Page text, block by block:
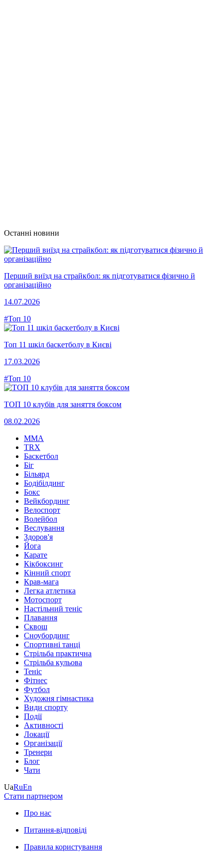
Останні новини
Перший виїзд на страйкбол: як підготуватися фізично й
організаційно
14.07.2026
#Топ 10
Топ 11 шкіл баскетболу в Києві
17.03.2026
#Топ 10
ТОП 10 клубів для заняття боксом
08.02.2026
MMA
TRX
Баскетбол
Біг
Більярд
Бодібілдинг
Бокс
Вейкбординг
Велоспорт
Волейбол
Веслування
Здоров'я
Йога
Карате
Кікбоксинг
Кінний спорт
Крав-мага
Легка атлетика
Мотоспорт
Настільний теніс
Плавання
Сквош
Сноубординг
Спортивні танці
Стрільба практична
Стрільба кульова
Теніс
Фітнес
Футбол
Художня гімнастика
Види спорту
Події
Активності
Локації
Організації
Тренери
Блог
Чати
UaRuEn
Стати партнером
Про нас
Питання-відповіді
Правила користування